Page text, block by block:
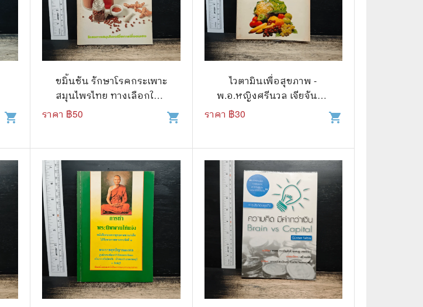
shopping_cart
ขมิ้นชัน รักษาโรคกระเพาะ
สมุนไพรไทย ทางเลือกใหม่
ราคา ฿50 shopping_cart
ไวตามินเพื่อสุขภาพ -
พ.อ.หญิงศรีนวล เจียจันทร์
ราคา ฿30 shopping_cart